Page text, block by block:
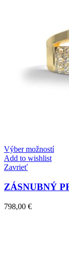
Zásnubné
Výber možností
Add to wishlist
Zavrieť
ZÁSNUBNÝ
798,00 €